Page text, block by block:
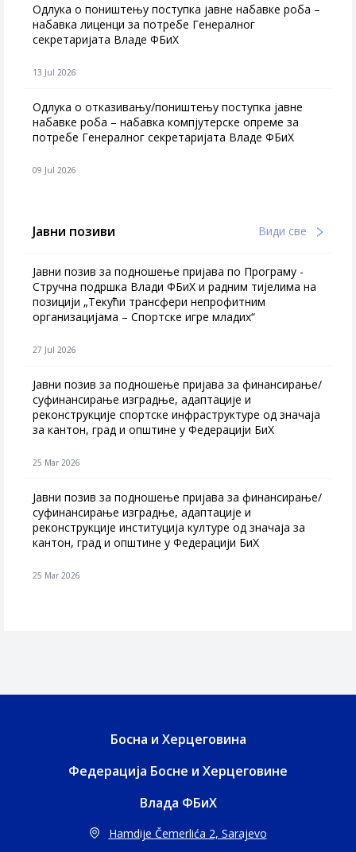
Одлука о поништењу поступка јавне набавке роба –
набавка лиценци за потребе Генералног
секретаријата Владе ФБиХ
13 Jul 2026
Одлука о отказивању/поништењу поступка јавне
набавке роба – набавка компјутерске опреме за
потребе Генералног секретаријата Владе ФБиХ
09 Jul 2026
Јавни позиви Види све
Јавни позив за подношење пријава по Програму -
Стручна подршка Влади ФБиХ и радним тијелима на
позицији „Текући трансфери непрофитним
организацијама – Спортске игре младих“
27 Jul 2026
Jавни позив за подношење пријава за финансирање/
суфинансирање изградње, адаптације и
реконструкције спортске инфраструктуре од значаја
за кантон, град и општине у Федерацији БиХ
25 Mar 2026
Јавни позив за подношење пријава за финансирање/
суфинансирање изградње, адаптације и
реконструкције институција културе од значаја за
кантон, град и општине у Федерацији БиХ
25 Mar 2026
Босна и Херцеговина
Федерација Босне и Херцеговине
Влада ФБиХ
Hamdije Čemerlića 2, Sarajevo